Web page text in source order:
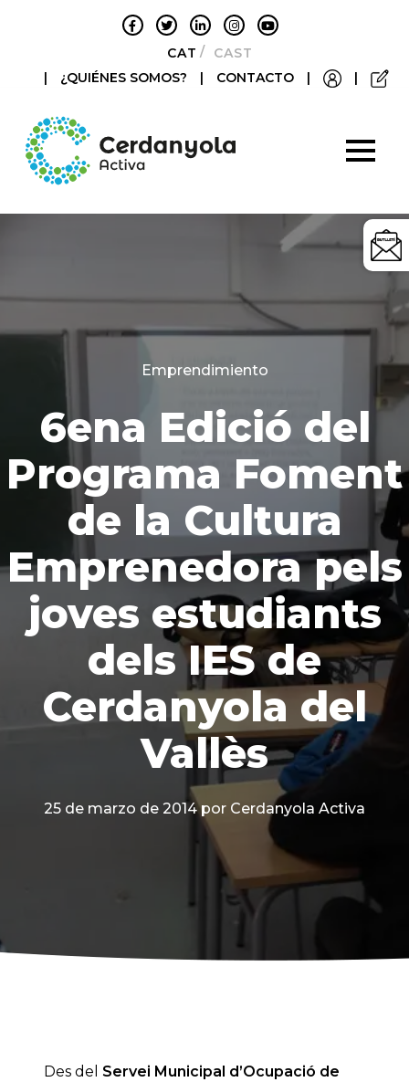
CATALÀCASTELLANO
|
¿QUIÉNES SOMOS? | CONTACTO | |
Categories
Emprendimiento
6ena Edició del
Programa Foment
de la Cultura
Emprenedora pels
joves estudiants
dels IES de
Cerdanyola del
Vallès
25 de marzo de 2014 por Cerdanyola Activa
Des del Servei Municipal d’Ocupació de